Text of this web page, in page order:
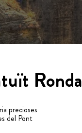
Ronda
precioses
del Pont